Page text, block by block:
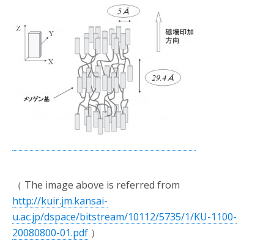
（ The image above is referred from
http://kuir.jm.kansai-
u.ac.jp/dspace/bitstream/10112/5735/1/KU-1100-
20080800-01.pdf ）